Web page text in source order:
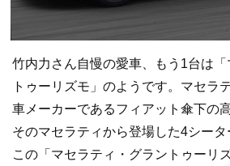
竹内力さん自慢の愛車、もう1台は
トゥーリズモ」のようです。マセラ
車メーカーであるフィアット傘下の
そのマセラティから登場した4シータ
この「マセラティ・グラントゥーリ